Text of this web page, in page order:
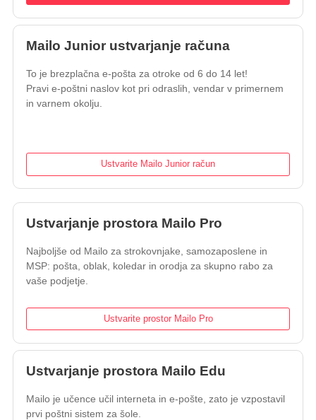
Mailo Junior ustvarjanje računa
To je brezplačna e-pošta za otroke od 6 do 14 let!
Pravi e-poštni naslov kot pri odraslih, vendar v primernem
in varnem okolju.
Ustvarite Mailo Junior račun
Ustvarjanje prostora Mailo Pro
Najboljše od Mailo za strokovnjake, samozaposlene in
MSP: pošta, oblak, koledar in orodja za skupno rabo za
vaše podjetje.
Ustvarite prostor Mailo Pro
Ustvarjanje prostora Mailo Edu
Mailo je učence učil interneta in e-pošte, zato je vzpostavil
prvi poštni sistem za šole.